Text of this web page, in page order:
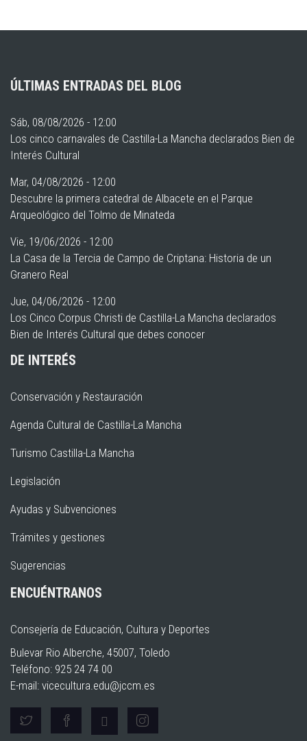
ÚLTIMAS ENTRADAS DEL BLOG
Sáb, 08/08/2026 - 12:00
Los cinco carnavales de Castilla-La Mancha declarados Bien de
Interés Cultural
Mar, 04/08/2026 - 12:00
Descubre la primera catedral de Albacete en el Parque
Arqueológico del Tolmo de Minateda
Vie, 19/06/2026 - 12:00
La Casa de la Tercia de Campo de Criptana: Historia de un
Granero Real
Jue, 04/06/2026 - 12:00
Los Cinco Corpus Christi de Castilla-La Mancha declarados
Bien de Interés Cultural que debes conocer
DE INTERÉS
Conservación y Restauración
Agenda Cultural de Castilla-La Mancha
Turismo Castilla-La Mancha
Legislación
Ayudas y Subvenciones
Trámites y gestiones
Sugerencias
ENCUÉNTRANOS
Consejería de Educación, Cultura y Deportes
Bulevar Rio Alberche, 45007, Toledo
Teléfono: 925 24 74 00
E-mail: vicecultura.edu@jccm.es